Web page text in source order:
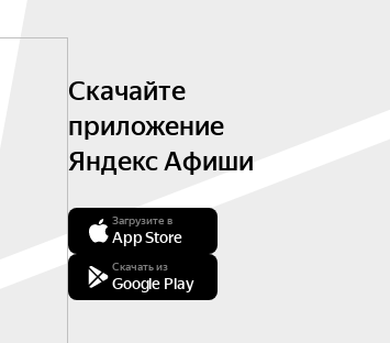
Скачайте
приложение
Яндекс Афиши
Загрузите в
App Store
Скачать из
Google Play